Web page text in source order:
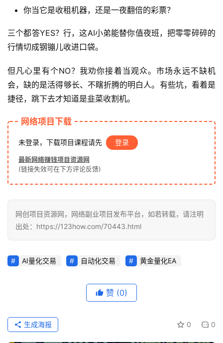
创
快
赚
项
创
网
冒
网
创
你当它是收租机器，还是一夜翻倍的彩票？
三个都答YES？行，这AI小弟能替你值夜班，把零零碎碎的
行情切成钢镚儿收进口袋。
但凡心里有个NO？我劝你接着当观众。市场永远不缺机
会，缺的是活得够长、不瞎折腾的明白人。有些坑，看着是
捷径，跳下去才知道是韭菜收割机。
网络项目下载
未登录，下载项目课程请先 登录
最新网络赚钱项目资源网
(链接失效可在下方评论反馈)
网创项目资源网，网络副业项目发布平台，如若转载，请注明
出处：https://123how.com/70443.html
AI量化交易 自动化交易 黄金量化EA
赞 (0)
0 0
生成海报